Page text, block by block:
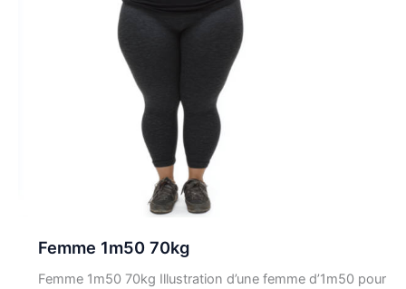
Femme 1m50 70kg
Femme 1m50 70kg Illustration d’une femme d’1m50 pour